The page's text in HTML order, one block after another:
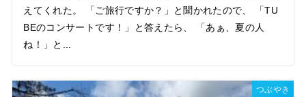
えてくれた。 「ご旅行ですか？」と聞かれたので、 「TU
BEのコンサートです！」と答えたら、 「あぁ、夏の人
ね！」と...
つぶやき